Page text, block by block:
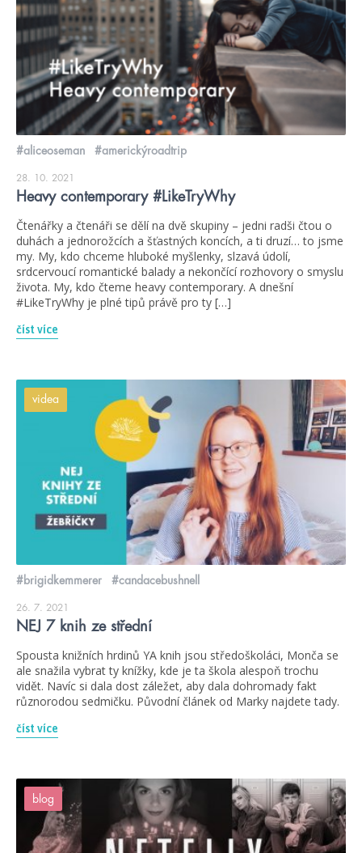
#aliceoseman #americkýroadtrip
28. 10. 2021
Heavy contemporary #LikeTryWhy
Čtenářky a čtenáři se dělí na dvě skupiny – jedni radši čtou o
duhách a jednorožcích a šťastných koncích, a ti druzí… to jsme
my. My, kdo chceme hluboké myšlenky, slzavá údolí,
srdcervoucí romantické balady a nekončící rozhovory o smyslu
života. My, kdo čteme heavy contemporary. A dnešní
#LikeTryWhy je plné tipů právě pro ty […]
číst více
videa
#brigidkemmerer #candacebushnell
26. 7. 2021
NEJ 7 knih ze střední
Spousta knižních hrdinů YA knih jsou středoškoláci, Monča se
ale snažila vybrat ty knížky, kde je ta škola alespoň trochu
vidět. Navíc si dala dost záležet, aby dala dohromady fakt
různorodou sedmičku. Původní článek od Marky najdete tady.
číst více
blog